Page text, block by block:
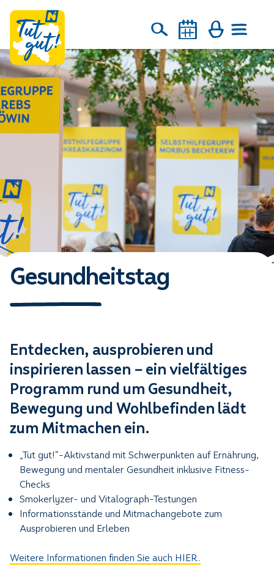
Gesundheitstag
Entdecken, ausprobieren und
inspirieren lassen – ein vielfältiges
Programm rund um Gesundheit,
Bewegung und Wohlbefinden lädt
zum Mitmachen ein.
„Tut gut!“-Aktivstand mit Schwerpunkten auf Ernährung,
Bewegung und mentaler Gesundheit inklusive Fitness-
Checks
Smokerlyzer- und Vitalograph-Testungen
Informationsstände und Mitmachangebote zum
Ausprobieren und Erleben
Weitere Informationen finden Sie auch HIER.